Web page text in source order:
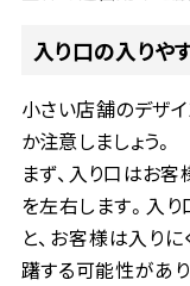
入り口の入りや
小さい店舗のデザ
か注意しましょう。
まず、入り口はお
を左右します。入り
と、お客様は入り
躇する可能性があ